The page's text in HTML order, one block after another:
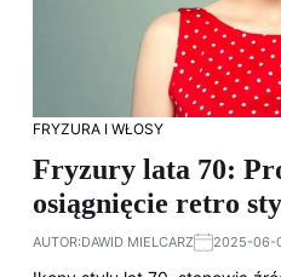
FRYZURA I WŁOSY
Fryzury lata 70:
osiągnięcie retro
AUTOR:DAWID MIELCARZ 2025-06-